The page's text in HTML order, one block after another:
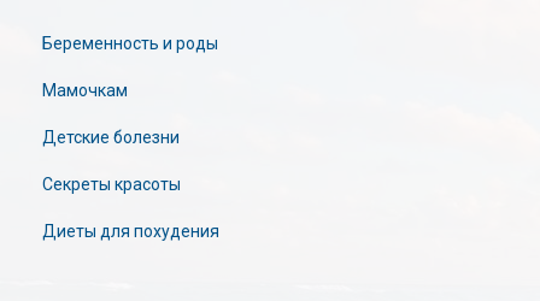
Беременность и роды
Мамочкам
Детские болезни
Секреты красоты
Диеты для похудения